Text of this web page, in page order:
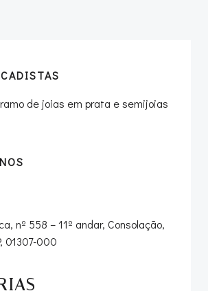
de joias em prata e semijoias
nº 558 – 11º andar, Consolação,
01307-000